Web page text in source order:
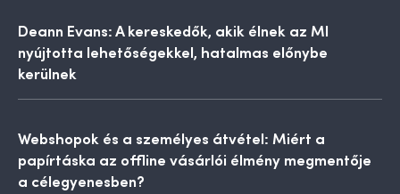
Deann Evans: A kereskedők, akik élnek az MI
nyújtotta lehetőségekkel, hatalmas előnybe
kerülnek
Webshopok és a személyes átvétel: Miért a
papírtáska az offline vásárlói élmény megmentője
a célegyenesben?